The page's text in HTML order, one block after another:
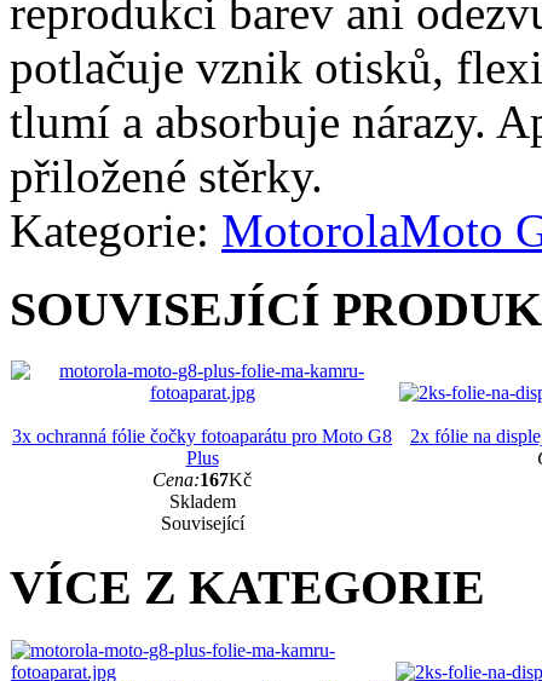
reprodukci barev ani
potlačuje vznik otisků,
tlumí a absorbuje nárazy.
přiložené stěrky.
Kategorie: MotorolaMoto
SOUVISEJÍCÍ
3x ochranná fólie čočky fotoaparátu pro Moto G8
Plus
Cena:167Kč
Skladem
Související
2x fólie na
VÍCE Z KATEGORIE